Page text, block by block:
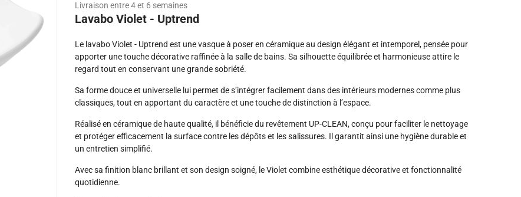
Livraison entre 4 et 6 semaines
Lavabo Violet - Uptrend
Le lavabo Violet - Uptrend est une vasque à poser en céramique au design élégant et intemporel, pensée pour
apporter une touche décorative raffinée à la salle de bains. Sa silhouette équilibrée et harmonieuse attire le
regard tout en conservant une grande sobriété.
Sa forme douce et universelle lui permet de s’intégrer facilement dans des intérieurs modernes comme plus
classiques, tout en apportant du caractère et une touche de distinction à l’espace.
Réalisé en céramique de haute qualité, il bénéficie du revêtement UP-CLEAN, conçu pour faciliter le nettoyage
et protéger efficacement la surface contre les dépôts et les salissures. Il garantit ainsi une hygiène durable et
un entretien simplifié.
Avec sa finition blanc brillant et son design soigné, le Violet combine esthétique décorative et fonctionnalité
quotidienne.